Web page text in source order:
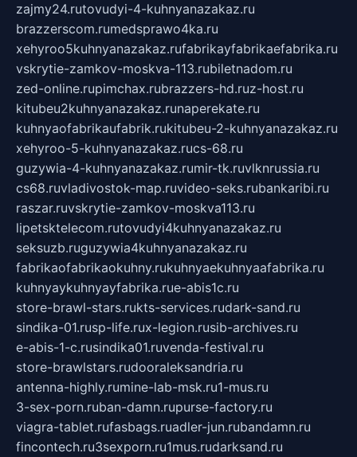
zajmy24.rutovudyi-4-kuhnyanazakaz.ru
brazzerscom.rumedsprawo4ka.ru
xehyroo5kuhnyanazakaz.rufabrikayfabrikaefabrika.ru
vskrytie-zamkov-moskva-113.rubiletnadom.ru
zed-online.rupimchax.rubrazzers-hd.ruz-host.ru
kitubeu2kuhnyanazakaz.runaperekate.ru
kuhnyaofabrikaufabrik.rukitubeu-2-kuhnyanazakaz.ru
xehyroo-5-kuhnyanazakaz.rucs-68.ru
guzywia-4-kuhnyanazakaz.rumir-tk.ruvlknrussia.ru
cs68.ruvladivostok-map.ruvideo-seks.rubankaribi.ru
raszar.ruvskrytie-zamkov-moskva113.ru
lipetsktelecom.rutovudyi4kuhnyanazakaz.ru
seksuzb.ruguzywia4kuhnyanazakaz.ru
fabrikaofabrikaokuhny.rukuhnyaekuhnyaafabrika.ru
kuhnyaykuhnyayfabrika.rue-abis1c.ru
store-brawl-stars.rukts-services.rudark-sand.ru
sindika-01.rusp-life.rux-legion.rusib-archives.ru
e-abis-1-c.rusindika01.ruvenda-festival.ru
store-brawlstars.rudooraleksandria.ru
antenna-highly.rumine-lab-msk.ru1-mus.ru
3-sex-porn.ruban-damn.rupurse-factory.ru
viagra-tablet.rufasbags.ruadler-jun.rubandamn.ru
fincontech.ru3sexporn.ru1mus.rudarksand.ru